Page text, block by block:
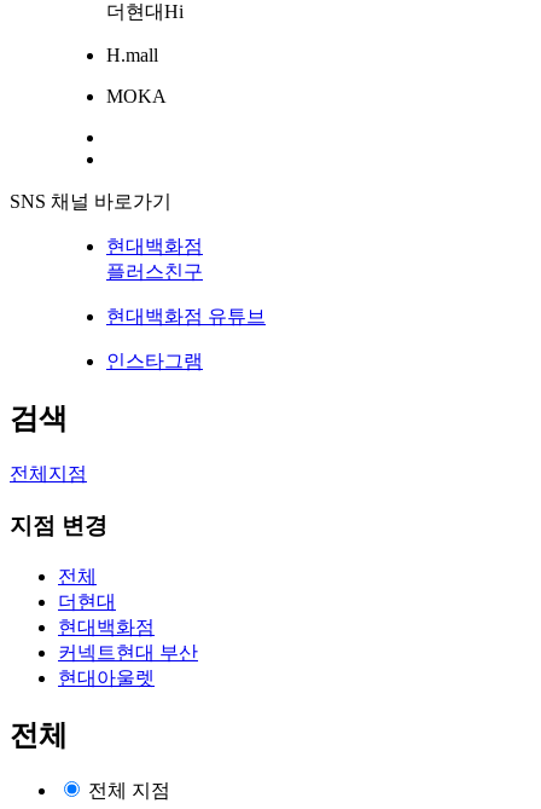
더현대Hi
H.mall
MOKA
SNS 채널 바로가기
현대백화점
플러스친구
현대백화점 유튜브
인스타그램
검색
전체지점
지점 변경
전체
더현대
현대백화점
커넥트현대 부산
현대아울렛
전체
전체 지점